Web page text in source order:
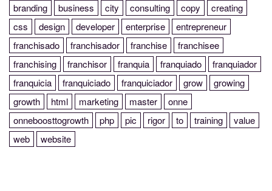
branding
business city consulting copy
creating
css
design developer enterprise
entrepreneur
franchisado
franchisador franchise
franchisee
franchising
franchisor franquia franquiado
franquiador
franquicia
franquiciado franquiciador grow
growing
growth
html marketing master
onne
onneboosttogrowth
php pic rigor to training
value
web
website